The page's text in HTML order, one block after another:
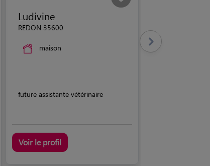
Ludivine
REDON 35600
maison
future assistante vétérinaire
Voir le profil